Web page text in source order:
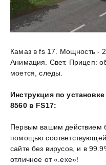
Камаз в fs 17. Мощность -
Анимация. Свет. Прицеп:
моется, следы.
Инструкция по
8560 в FS17:
Первым вашим действием
помощью
сайте без вирусов, и в
отличное от «.exe»!